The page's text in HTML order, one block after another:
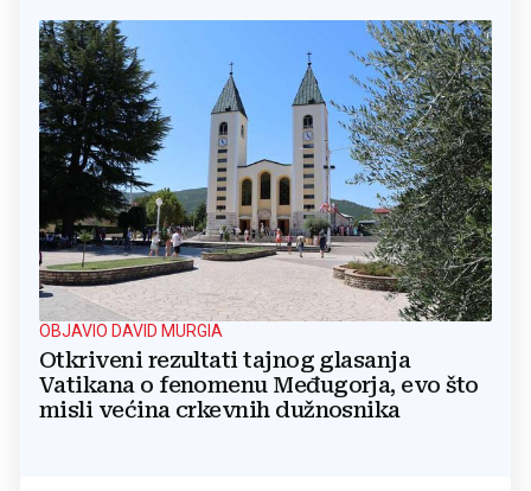
OBJAVIO DAVID MURGIA
Otkriveni rezultati tajnog glasanja
Vatikana o fenomenu Međugorja, evo što
misli većina crkevnih dužnosnika